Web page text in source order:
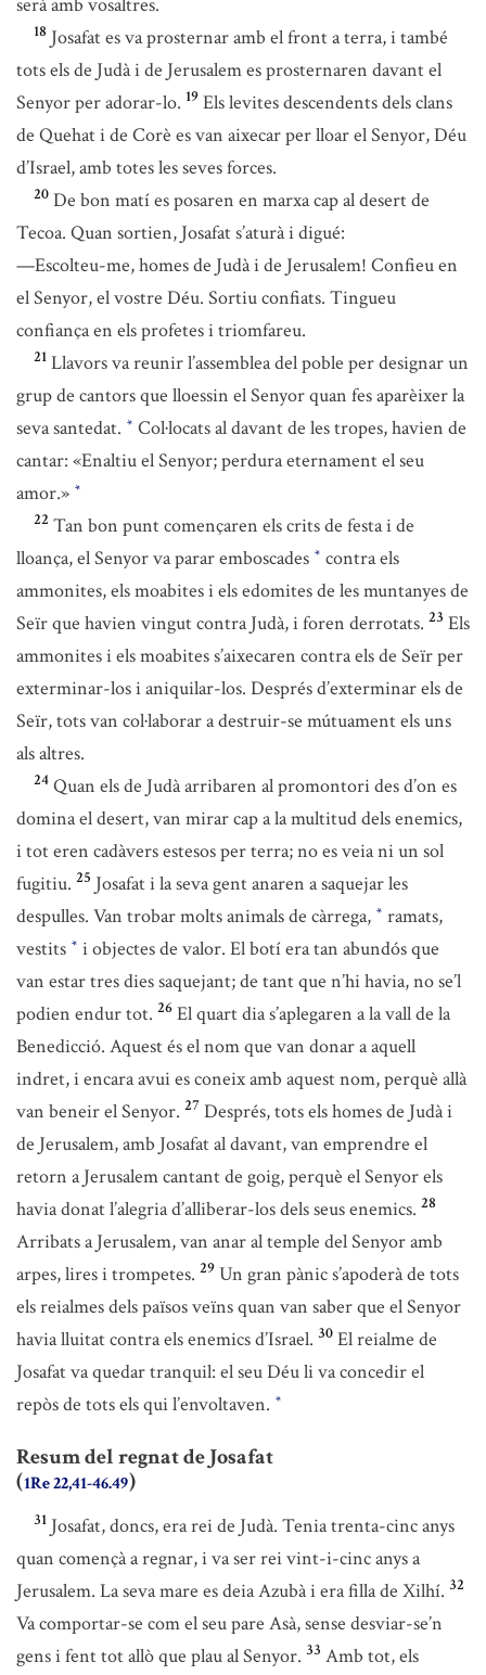
18 Josafat es va prosternar amb el front a terra, i també
tots els de Judà i de Jerusalem es prosternaren davant el
Senyor per adorar-lo. 19 Els levites descendents dels clans
de Quehat i de Corè es van aixecar per lloar el Senyor, Déu
d’Israel, amb totes les seves forces.
20 De bon matí es posaren en marxa cap al desert de
Tecoa. Quan sortien, Josafat s’aturà i digué:
—Escolteu-me, homes de Judà i de Jerusalem! Confieu en
el Senyor, el vostre Déu. Sortiu confiats. Tingueu
confiança en els profetes i triomfareu.
21 Llavors va reunir l’assemblea del poble per designar un
grup de cantors que lloessin el Senyor quan fes aparèixer la
seva santedat. * Col·locats al davant de les tropes, havien de
cantar: «Enaltiu el Senyor; perdura eternament el seu
amor.» *
22 Tan bon punt començaren els crits de festa i de
lloança, el Senyor va parar emboscades * contra els
ammonites, els moabites i els edomites de les muntanyes de
Seïr que havien vingut contra Judà, i foren derrotats. 23 Els
ammonites i els moabites s’aixecaren contra els de Seïr per
exterminar-los i aniquilar-los. Després d’exterminar els de
Seïr, tots van col·laborar a destruir-se mútuament els uns
als altres.
24 Quan els de Judà arribaren al promontori des d’on es
domina el desert, van mirar cap a la multitud dels enemics,
i tot eren cadàvers estesos per terra; no es veia ni un sol
fugitiu. 25 Josafat i la seva gent anaren a saquejar les
despulles. Van trobar molts animals de càrrega, * ramats,
vestits * i objectes de valor. El botí era tan abundós que
van estar tres dies saquejant; de tant que n’hi havia, no se’l
podien endur tot. 26 El quart dia s’aplegaren a la vall de la
Benedicció. Aquest és el nom que van donar a aquell
indret, i encara avui es coneix amb aquest nom, perquè allà
van beneir el Senyor. 27 Després, tots els homes de Judà i
de Jerusalem, amb Josafat al davant, van emprendre el
retorn a Jerusalem cantant de goig, perquè el Senyor els
havia donat l’alegria d’alliberar-los dels seus enemics. 28
Arribats a Jerusalem, van anar al temple del Senyor amb
arpes, lires i trompetes. 29 Un gran pànic s’apoderà de tots
els reialmes dels països veïns quan van saber que el Senyor
havia lluitat contra els enemics d’Israel. 30 El reialme de
Josafat va quedar tranquil: el seu Déu li va concedir el
repòs de tots els qui l’envoltaven. *
Resum del regnat de Josafat
(1Re 22,41-46.49)
31 Josafat, doncs, era rei de Judà. Tenia trenta-cinc anys
quan començà a regnar, i va ser rei vint-i-cinc anys a
Jerusalem. La seva mare es deia Azubà i era filla de Xilhí. 32
Va comportar-se com el seu pare Asà, sense desviar-se’n
gens i fent tot allò que plau al Senyor. 33 Amb tot, els